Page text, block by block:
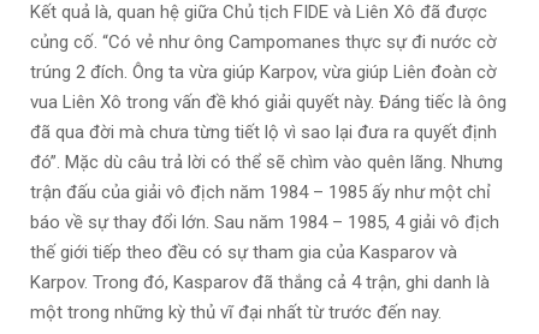
Kết quả là, quan hệ giữa Chủ tịch FIDE và Liên Xô đã được
củng cố. “Có vẻ như ông Campomanes thực sự đi nước cờ
trúng 2 đích. Ông ta vừa giúp Karpov, vừa giúp Liên đoàn cờ
vua Liên Xô trong vấn đề khó giải quyết này. Đáng tiếc là ông
đã qua đời mà chưa từng tiết lộ vì sao lại đưa ra quyết định
đó”. Mặc dù câu trả lời có thể sẽ chìm vào quên lãng. Nhưng
trận đấu của giải vô địch năm 1984 – 1985 ấy như một chỉ
báo về sự thay đổi lớn. Sau năm 1984 – 1985, 4 giải vô địch
thế giới tiếp theo đều có sự tham gia của Kasparov và
Karpov. Trong đó, Kasparov đã thắng cả 4 trận, ghi danh là
một trong những kỳ thủ vĩ đại nhất từ trước đến nay.